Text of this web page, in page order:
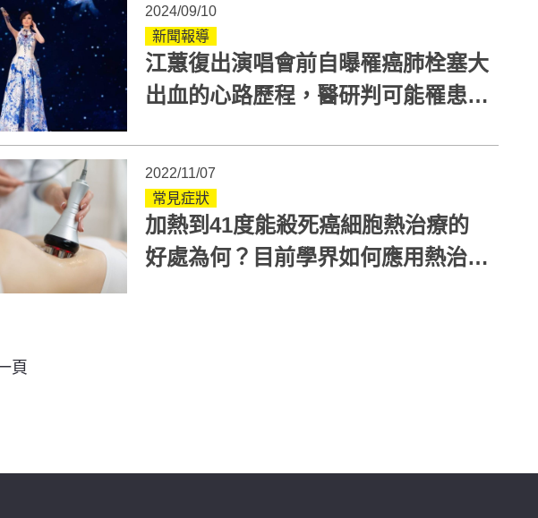
2024/09/10
新聞報導
江蕙復出演唱會前自曝罹癌肺栓塞大
出血的心路歷程，醫研判可能罹患何
2022/11/07
常見症狀
加熱到41度能殺死癌細胞熱治療的
好處為何？目前學界如何應用熱治
頁